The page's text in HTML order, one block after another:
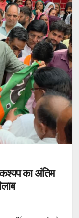
कश्यप का अंतिम